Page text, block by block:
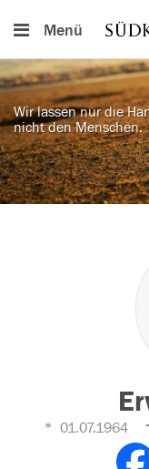
Menü
Wir lassen nur die
nicht den Menschen.
01.07.1964